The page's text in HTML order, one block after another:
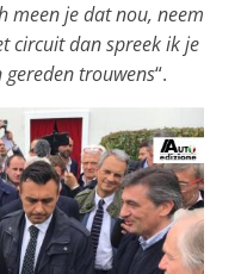
meen je dat nou, neem
circuit dan spreek ik je
trouwens“.